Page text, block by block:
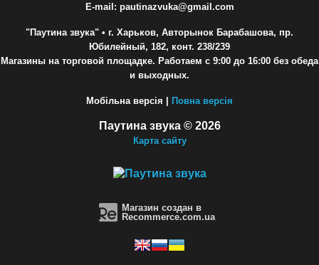
E-mail: pautinazvuka@gmail.com
"Паутина звука" • г. Харьков, Авторынок Барабашова, пр.
Юбилейный, 182, конт. 238/239
Магазины на торговой площадке. Работаем с 9:00 до 16:00 без обеда
и выходных.
Мобільна версія | Повна версія
Паутина звука © 2026
Карта сайту
Магазин создан в
Recommerce.com.ua